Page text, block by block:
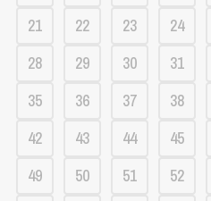
21
22 23 24
28
29 30 31
35
36 37 38
42
43 44 45
49
50 51 52